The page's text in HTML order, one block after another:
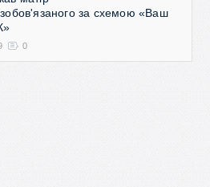
за схемою «Ваш
0